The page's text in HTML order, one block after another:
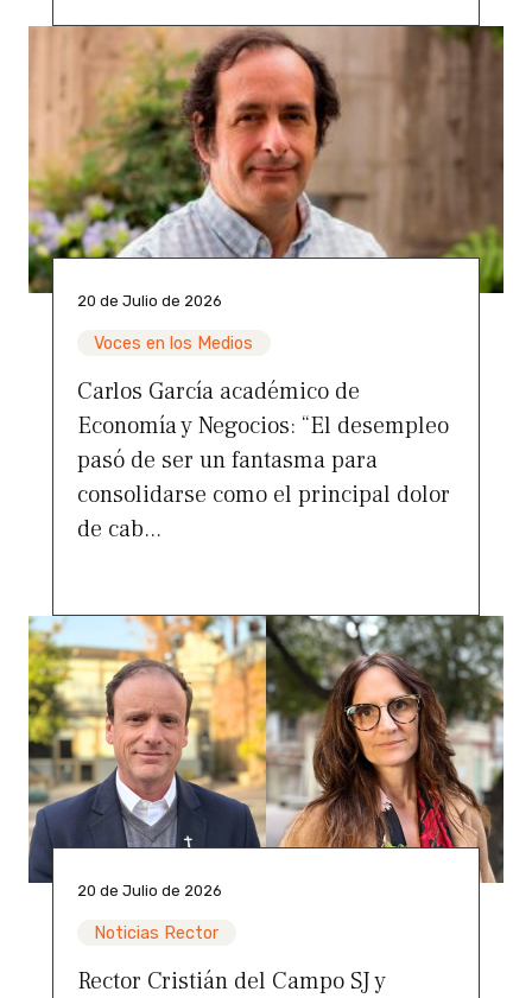
20 de Julio de 2026
Voces en los Medios
Carlos García académico de
Economía y Negocios: “El desempleo
pasó de ser un fantasma para
consolidarse como el principal dolor
de cab...
20 de Julio de 2026
Noticias Rector
Rector Cristián del Campo SJ y